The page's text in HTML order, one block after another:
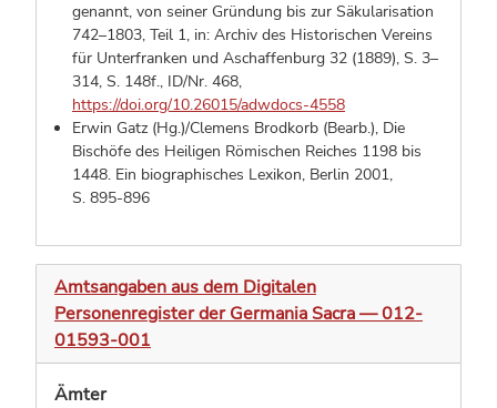
genannt, von seiner Gründung bis zur Säkularisation
742–1803, Teil 1, in: Archiv des Historischen Vereins
für Unterfranken und Aschaffenburg 32 (1889), S. 3–
314, S. 148f., ID/Nr. 468,
https://doi.org/10.26015/adwdocs-4558
Erwin Gatz (Hg.)/Clemens Brodkorb (Bearb.), Die
Bischöfe des Heiligen Römischen Reiches 1198 bis
1448. Ein biographisches Lexikon, Berlin 2001,
S. 895-896
Amtsangaben aus dem Digitalen
Personenregister der Germania Sacra — 012-
01593-001
Ämter